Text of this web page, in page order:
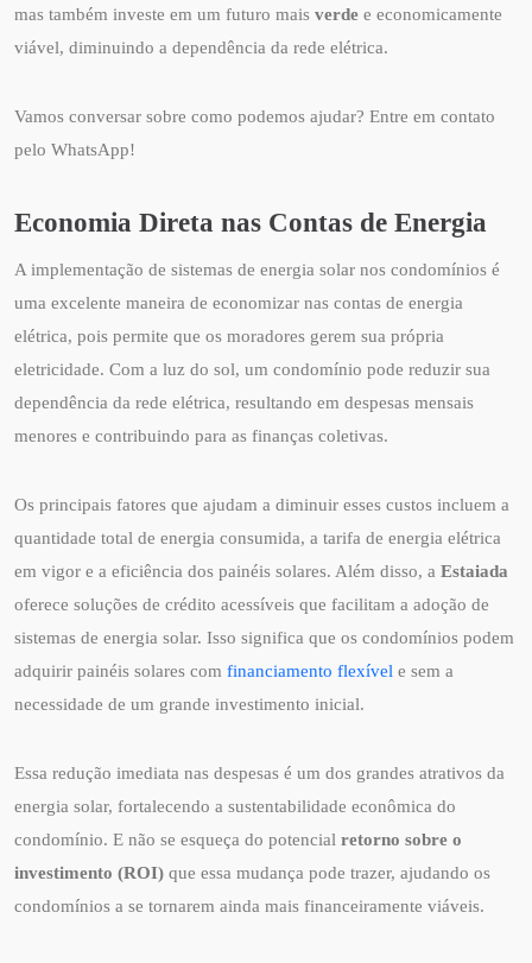
mas também investe em um futuro mais verde e economicamente
viável, diminuindo a dependência da rede elétrica.
Vamos conversar sobre como podemos ajudar? Entre em contato
pelo WhatsApp!
Economia Direta nas Contas de Energia
A implementação de sistemas de energia solar nos condomínios é
uma excelente maneira de economizar nas contas de energia
elétrica, pois permite que os moradores gerem sua própria
eletricidade. Com a luz do sol, um condomínio pode reduzir sua
dependência da rede elétrica, resultando em despesas mensais
menores e contribuindo para as finanças coletivas.
Os principais fatores que ajudam a diminuir esses custos incluem a
quantidade total de energia consumida, a tarifa de energia elétrica
em vigor e a eficiência dos painéis solares. Além disso, a Estaiada
oferece soluções de crédito acessíveis que facilitam a adoção de
sistemas de energia solar. Isso significa que os condomínios podem
adquirir painéis solares com financiamento flexível e sem a
necessidade de um grande investimento inicial.
Essa redução imediata nas despesas é um dos grandes atrativos da
energia solar, fortalecendo a sustentabilidade econômica do
condomínio. E não se esqueça do potencial retorno sobre o
investimento (ROI) que essa mudança pode trazer, ajudando os
condomínios a se tornarem ainda mais financeiramente viáveis.